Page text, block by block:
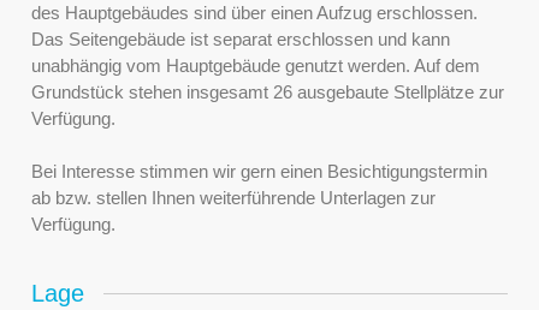
des Hauptgebäudes sind über einen Aufzug erschlossen.
Das Seitengebäude ist separat erschlossen und kann
unabhängig vom Hauptgebäude genutzt werden. Auf dem
Grundstück stehen insgesamt 26 ausgebaute Stellplätze zur
Verfügung.
Bei Interesse stimmen wir gern einen Besichtigungstermin
ab bzw. stellen Ihnen weiterführende Unterlagen zur
Verfügung.
Lage